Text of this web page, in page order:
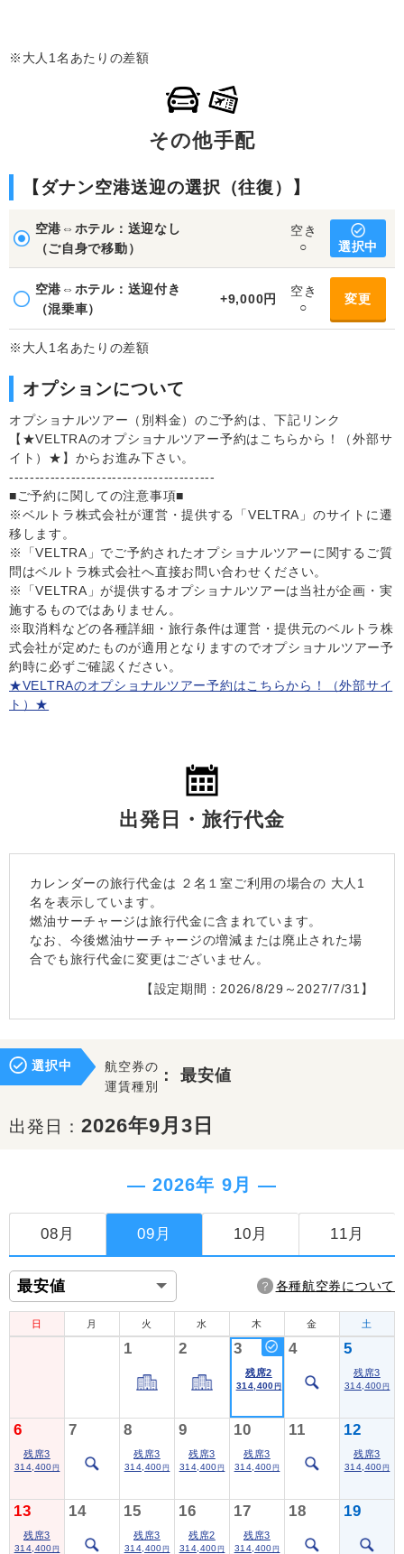
※大人1名あたりの差額
その他手配
【ダナン空港送迎の選択（往復）】
空港⇔ホテル：送迎なし
（ご自身で移動）
空き
○
選択中
空港⇔ホテル：送迎付き
（混乗車）
+9,000円
空き
○
変更
※大人1名あたりの差額
オプションについて
オプショナルツアー（別料金）のご予約は、下記リンク
【★VELTRAのオプショナルツアー予約はこちらから！（外部サ
イト）★】からお進み下さい。
----------------------------------------
■ご予約に関しての注意事項■
※ベルトラ株式会社が運営・提供する「VELTRA」のサイトに遷
移します。
※「VELTRA」でご予約されたオプショナルツアーに関するご質
問はベルトラ株式会社へ直接お問い合わせください。
※「VELTRA」が提供するオプショナルツアーは当社が企画・実
施するものではありません。
※取消料などの各種詳細・旅行条件は運営・提供元のベルトラ株
式会社が定めたものが適用となりますのでオプショナルツアー予
約時に必ずご確認ください。
★VELTRAのオプショナルツアー予約はこちらから！（外部サイ
ト）★
出発日・旅行代金
カレンダーの旅行代金は ２名１室 ご利用の場合の 大人1
名を表示しています。
燃油サーチャージは旅行代金に含まれています。
なお、今後燃油サーチャージの増減または廃止された場
合でも旅行代金に変更はございません。
【設定期間：2026/8/29～2027/7/31】
選択中
航空券の
運賃種別
：最安値
出発日： 2026年9月3日
― 2026年 9月 ―
08月 09月 10月 11月
各種航空券について
日 月 火 水 木 金 土
1 2 3
残席2
314,400 円
4 5
残席3
314,400 円
6
残席3
314,400 円
7 8
残席3
314,400 円
9
残席3
314,400 円
10
残席3
314,400 円
11 12
残席3
314,400 円
13
残席3
314,400 円
14 15
残席3
314,400 円
16
残席2
314,400 円
17
残席3
314,400 円
18 19